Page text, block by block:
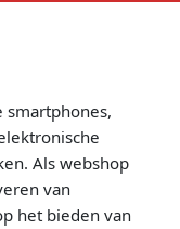
smartphones,
Als webshop
van
het bieden van